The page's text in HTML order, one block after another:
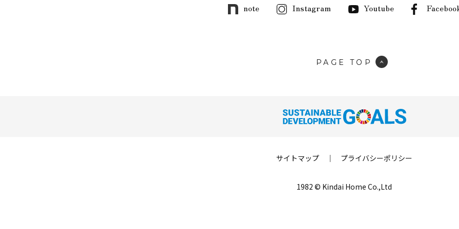
note Instagram Youtube
PAGE TOP
サイトマップ ｜ プライバシーポリシー
1982 © Kindai Home Co.,Ltd